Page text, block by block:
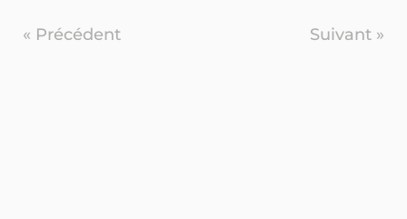
« Précédent Suivant »